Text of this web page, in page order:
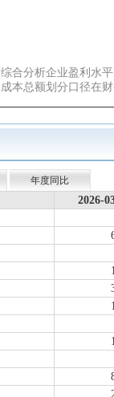
合分析企业盈利水
本总额划分口径在
年度同比
2026-